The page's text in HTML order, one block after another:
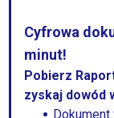
Cyfrowa
minut!
Pobierz
zyskaj dowód